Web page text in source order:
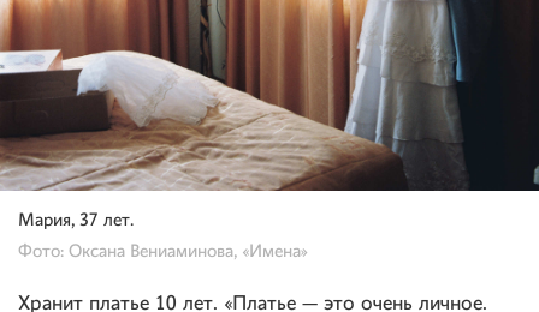
Мария, 37 лет.
Фото: Оксана Вениаминова, «Имена»
Хранит платье 10 лет. «Платье — это очень личное.